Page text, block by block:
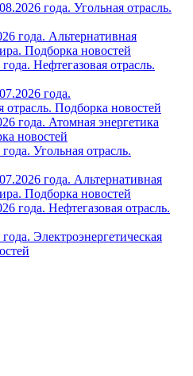
года. Угольная отрасль.
года. Альтернативная
Подборка новостей
Нефтегазовая отрасль.
года.
отрасль. Подборка новостей
года. Атомная энергетика
новостей
Угольная отрасль.
года. Альтернативная
Подборка новостей
года. Нефтегазовая отрасль.
Электроэнергетическая